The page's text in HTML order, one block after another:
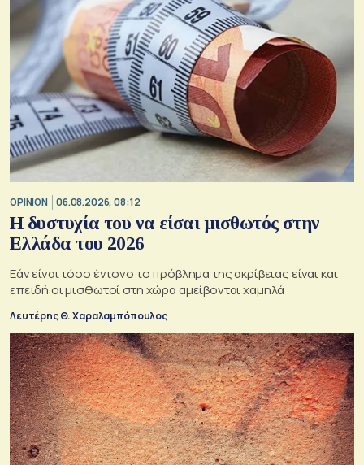
OPINION 06.08.2026, 08:12
Η δυστυχία του να είσαι μισθωτός στην
Ελλάδα του 2026
Εάν είναι τόσο έντονο το πρόβλημα της ακρίβειας είναι και
επειδή οι μισθωτοί στη χώρα αμείβονται χαμηλά
Λευτέρης Θ. Χαραλαμπόπουλος